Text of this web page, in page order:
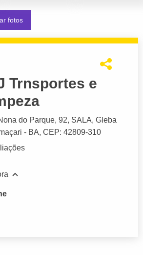
fotos
Trnsportes e
do Parque, 92, SALA, Gleba
- BA, CEP: 42809-310